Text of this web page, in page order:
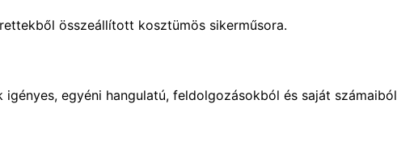
összeállított kosztümös sikerműsora.
egyéni hangulatú, feldolgozásokból és saját